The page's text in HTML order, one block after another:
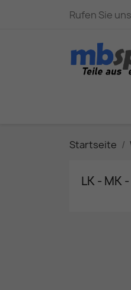
Rufen Sie
Startseite
LK - MK